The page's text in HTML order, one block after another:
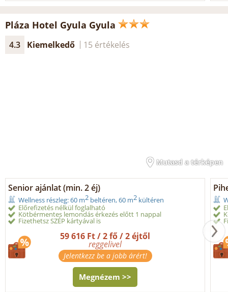
Pláza Hotel Gyula Gyula
4.3 Kiemelkedő 15 értékelés
Mutasd a térképen
Senior ajánlat (min. 2 éj)
Wellness részleg: 60 m2 beltéren, 60 m2 kültéren
Előrefizetés nélkül foglalható
Kötbérmentes lemondás érkezés előtt 1 nappal
Fizethetsz SZÉP kártyával is
59 616 Ft / 2 fő / 2 éjtől
reggelivel
Jelentkezz be a jobb árért!
Megnézem >>